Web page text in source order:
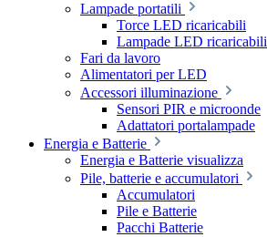
Lampade portatili
Torce LED ricaricabili
Lampade LED ricaricabili
Fari da lavoro
Alimentatori per LED
Accessori illuminazione
Sensori PIR e microonde
Adattatori portalampade
Energia e Batterie
Energia e Batterie visualizza
Pile, batterie e accumulatori
Accumulatori
Pile e Batterie
Pacchi Batterie